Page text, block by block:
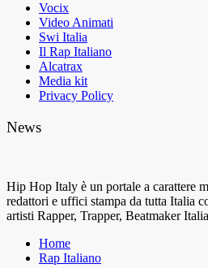
Vocix
Video Animati
Swi Italia
Il Rap Italiano
Alcatrax
Media kit
Privacy Policy
News
Hip Hop Italy è un portale a carattere
redattori e uffici stampa da tutta Italia
artisti Rapper, Trapper, Beatmaker
Home
Rap Italiano